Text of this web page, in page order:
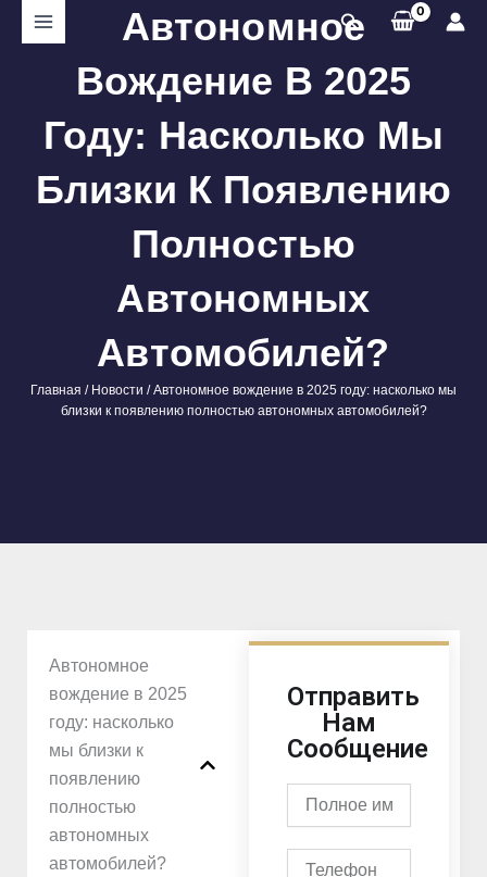
Перейти
содержимому
Поиск
Автономное
Вождение В 2025
Году: Насколько Мы
Близки К Появлению
Полностью
Автономных
Автомобилей?
Главная / Новости / Автономное вождение в 2025 году: насколько мы
близки к появлению полностью автономных автомобилей?
Автономное
вождение в 2025
году: насколько
мы близки к
появлению
полностью
автономных
автомобилей?
Отправить
Нам
Сообщение
имя